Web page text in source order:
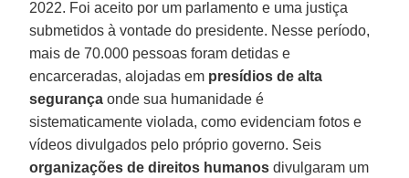
2022. Foi aceito por um parlamento e uma justiça
submetidos à vontade do presidente. Nesse período,
mais de 70.000 pessoas foram detidas e
encarceradas, alojadas em presídios de alta
segurança onde sua humanidade é
sistematicamente violada, como evidenciam fotos e
vídeos divulgados pelo próprio governo. Seis
organizações de direitos humanos divulgaram um